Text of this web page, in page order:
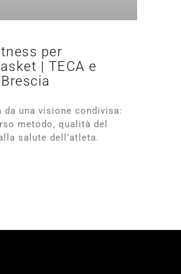
per
| TECA e
da una visione condivisa:
metodo, qualità del
salute dell’atleta.